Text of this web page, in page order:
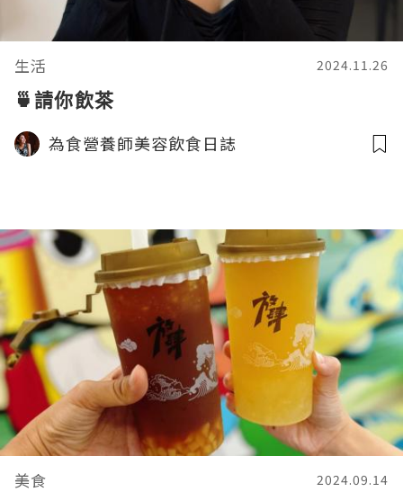
生活 2024.11.26
🍵請你飲茶
為食營養師美容飲食日誌
美食 2024.09.14